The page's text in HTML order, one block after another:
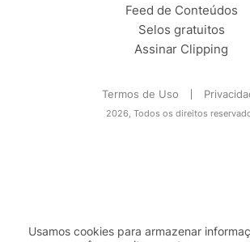
Feed de Conteúdos
Selos gratuitos
Assinar Clipping
Termos de Uso
2026, Todos os direitos
Usamos cookies para armazenar